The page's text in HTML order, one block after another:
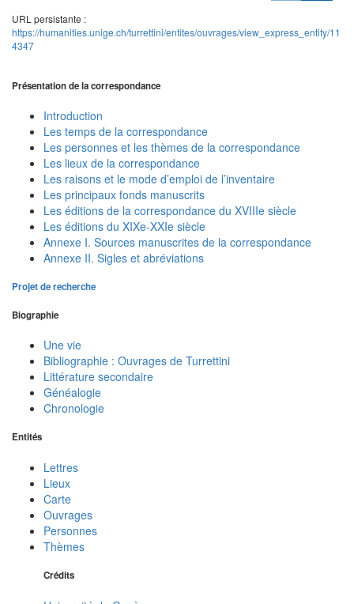
URL persistante :
https://humanities.unige.ch/turrettini/entites/ouvrages/view_express_entity/11
4347
Présentation de la correspondance
Introduction
Les temps de la correspondance
Les personnes et les thèmes de la correspondance
Les lieux de la correspondance
Les raisons et le mode d’emploi de l’inventaire
Les principaux fonds manuscrits
Les éditions de la correspondance du XVIIIe siècle
Les éditions du XIXe-XXIe siècle
Annexe I. Sources manuscrites de la correspondance
Annexe II. Sigles et abréviations
Projet de recherche
Biographie
Une vie
Bibliographie : Ouvrages de Turrettini
Littérature secondaire
Généalogie
Chronologie
Entités
Lettres
Lieux
Carte
Ouvrages
Personnes
Thèmes
Crédits